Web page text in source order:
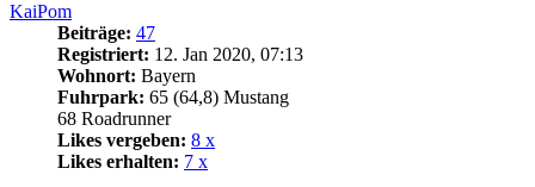
KaiPom
Beiträge: 47
Registriert: 12. Jan 2020, 07:13
Wohnort: Bayern
Fuhrpark: 65 (64,8) Mustang
68 Roadrunner
Likes vergeben: 8 x
Likes erhalten: 7 x